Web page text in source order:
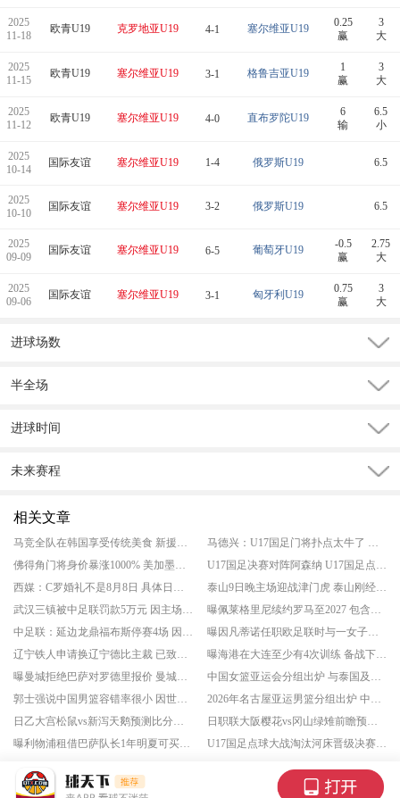
2025
11-18
欧青U19 克罗地亚U19 4-1 塞尔维亚U19
0.25
赢
3
大
2025
11-15
欧青U19 塞尔维亚U19 3-1 格鲁吉亚U19
1
赢
3
大
2025
11-12
欧青U19 塞尔维亚U19 4-0 直布罗陀U19
6
输
6.5
小
2025
10-14
国际友谊 塞尔维亚U19 1-4 俄罗斯U19 6.5
2025
10-10
国际友谊 塞尔维亚U19 3-2 俄罗斯U19 6.5
2025
09-09
国际友谊 塞尔维亚U19 6-5 葡萄牙U19
-0.5
赢
2.75
大
2025
09-06
国际友谊 塞尔维亚U19 3-1 匈牙利U19
0.75
赢
3
大
进球场数
半全场
进球时间
未来赛程
相关文章
泰山9日晚主场迎战津门虎 泰山刚经历换帅
曝因凡蒂诺任职欧足联时与一女子有染 欧足联支付赔偿金
曝海港在大连至少有4次训练 备战下一轮联赛
U17国足点球大战淘汰河床晋级决赛 将对阵阿森纳